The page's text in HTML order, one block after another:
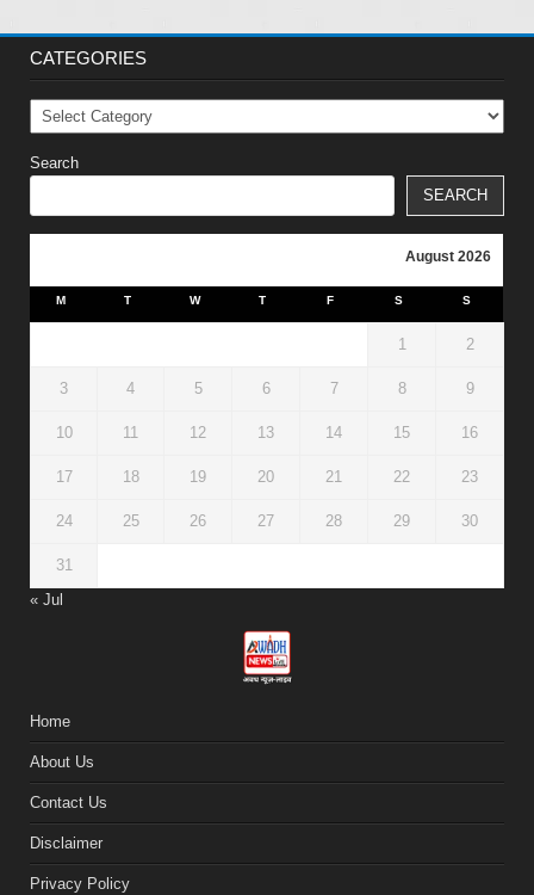
CATEGORIES
Categories
Search
SEARCH
August 2026
M T W T F S S
1 2
3 4 5 6 7 8 9
10 11 12 13 14 15 16
17 18 19 20 21 22 23
24 25 26 27 28 29 30
31
« Jul
Home
About Us
Contact Us
Disclaimer
Privacy Policy